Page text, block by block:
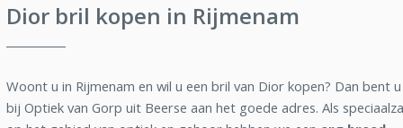
Dior bril kopen in Rijmenam
Woont u in Rijmenam en wil u een bril van Dior kopen? Dan bent u
bij Optiek van Gorp uit Beerse aan het goede adres. Als